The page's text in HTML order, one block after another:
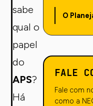
sabe
qual o
papel
do
APS?
Há
O
FALE
Fale com
como a